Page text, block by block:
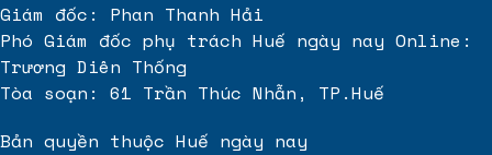
Giám đốc: Phan Thanh Hải
Phó Giám đốc phụ trách Huế ngày nay Online:
Trương Diên Thống
Tòa soạn: 61 Trần Thúc Nhẫn, TP.Huế
Bản quyền thuộc Huế ngày nay